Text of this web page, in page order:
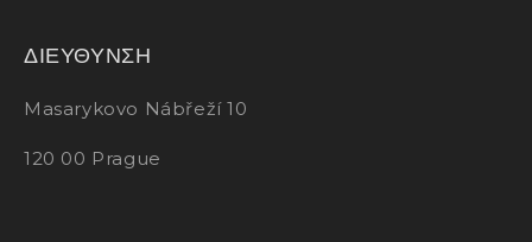
ΔΙΕΥΘΥΝΣΗ
Masarykovo Nábřeží 10
120 00 Prague